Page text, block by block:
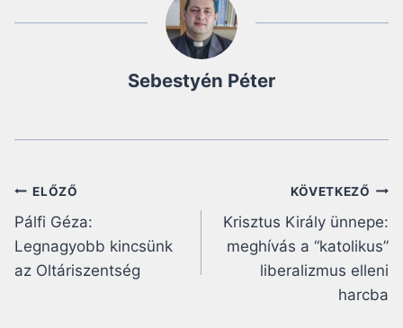
Sebestyén Péter
Bejegyzés
navigáció
ELŐZŐ
Pálfi Géza:
Legnagyobb kincsünk
az Oltáriszentség
KÖVETKEZŐ
Krisztus Király ünnepe:
meghívás a “katolikus”
liberalizmus elleni
harcba